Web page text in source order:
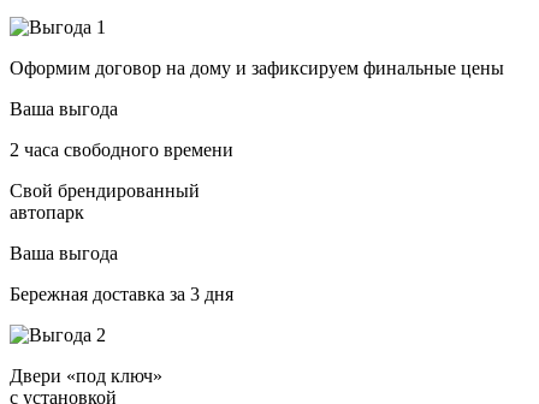
Оформим договор на дому и зафиксируем финальные цены
Ваша выгода
2 часа свободного времени
Свой брендированный
автопарк
Ваша выгода
Бережная доставка за 3 дня
Двери «под ключ»
с установкой